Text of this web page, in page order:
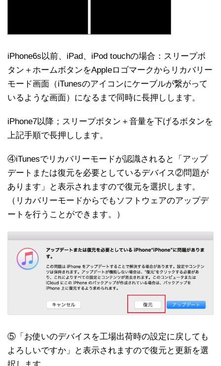
iPhone6s以前、iPad、iPod touchの場合：スリープボ
タン＋ホームボタンをAppleロゴマークからリカバリー
モード画面（iTunesのアイコンにケーブルが繋がって
いるような画面）になるまで同時に長押しします。
iPhone7以降；スリープボタン＋音量を下げるボタンを
上記手順で長押しします。
④iTunesでリカバリーモードが認識されると「アップ
デートまたは復元を必要としているデバイス②問題が
あります」と表示されますので復元を選択します。
（リカバリーモードからでもソフトウェアのアップデ
ートを行うことができます。）
⑤「お使いのデバイスを工場出荷時の設定に戻しても
よろしいですか」と表示されますので復元と更新を選